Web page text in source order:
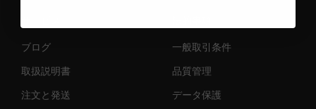
ブログ
取扱説明書
注文と発送
一般取引条件
品質管理
データ保護